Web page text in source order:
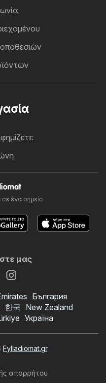
ένα σημείο
μας
България
한국 New Zealand
Україна
Fylladiomat.gr.
απορρήτου